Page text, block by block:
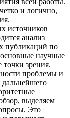
всей работы.
и логично,
источников
анализ
публикаций по
основные научные
зрения.
проблемы и
дальнейшего
выделяем
Это